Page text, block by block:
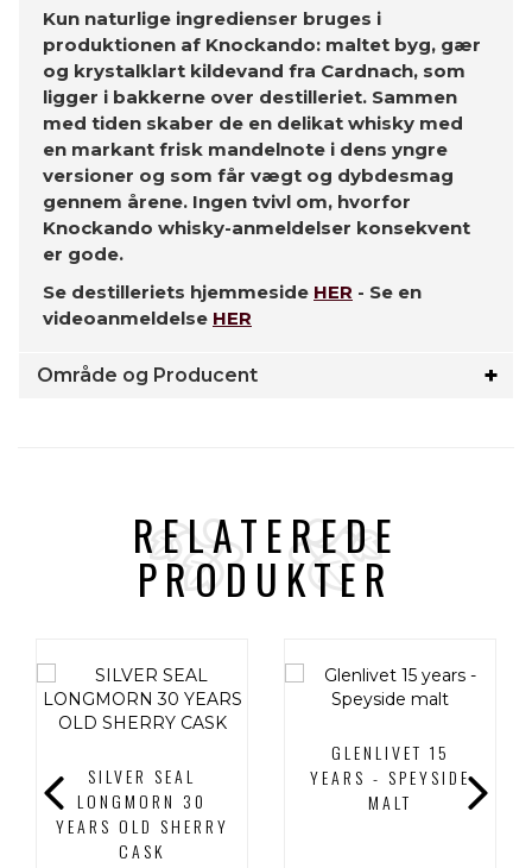
Kun naturlige ingredienser bruges i
produktionen af ​​Knockando: maltet byg, gær
og krystalklart kildevand fra Cardnach, som
ligger i bakkerne over destilleriet. Sammen
med tiden skaber de en delikat whisky med
en markant frisk mandelnote i dens yngre
versioner og som får vægt og dybdesmag
gennem årene. Ingen tvivl om, hvorfor
Knockando whisky-anmeldelser konsekvent
er gode.
Se destilleriets hjemmeside HER - Se en
videoanmeldelse HER
Område og Producent
RELATEREDE
PRODUKTER
SILVER SEAL
LONGMORN 30
YEARS OLD SHERRY
CASK
GLENLIVET 15
YEARS - SPEYSIDE
MALT